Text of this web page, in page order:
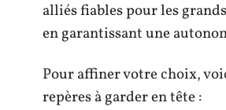
alliés fiables pour les
en garantissant une
Pour affiner votre choix,
repères à garder en tête :